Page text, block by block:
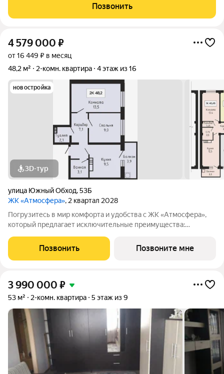
жилье без дополнительных вложений или выгодно
инвестировать в недвижимость. Преимущества
Позвонить
4 579 000 ₽
от 16 449 ₽ в месяц
48,2 м²
2-комн. квартира 4 этаж из 16
новостройка
3D-тур
улица Южный Обход,53Б
ЖК «Атмосфера», 2 квартал 2028
Погрузитесь в мир комфорта и удобства с ЖК «Атмосфера»,
который предлагает исключительные преимущества:
для вашей семьи в уютной атмосфере. Индивидуальное
отопление и тёплый пол: Настройте
Позвонить Позвоните мне
3 990 000 ₽
53 м² 2-комн. квартира 5 этаж из 9